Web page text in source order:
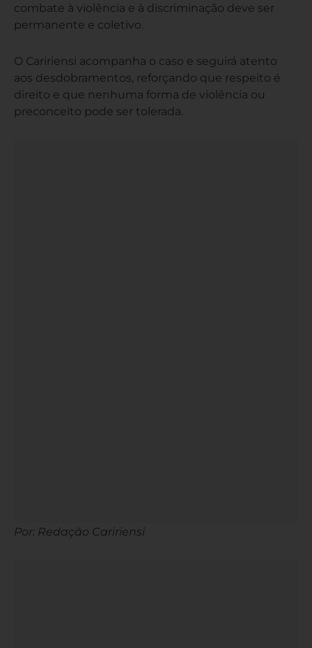
combate à violência e à discriminação deve ser
permanente e coletivo.
O Caririensi acompanha o caso e seguirá atento
aos desdobramentos, reforçando que respeito é
direito e que nenhuma forma de violência ou
preconceito pode ser tolerada.
Por: Redação Caririensi